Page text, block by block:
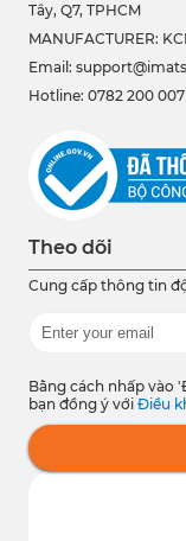
Tây, Q7, TPHCM
MANUFACTURER:
Email:
Hotline: 0782 200 007
Theo dõi
Cung cấp thông tin
Bằng cách nhấp vào
bạn đồng ý với Điều